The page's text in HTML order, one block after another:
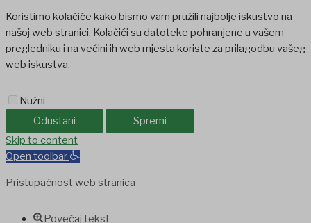
Koristimo kolačiće kako bismo vam pružili najbolje iskustvo na
našoj web stranici. Kolačići su datoteke pohranjene u vašem
pregledniku i na većini ih web mjesta koriste za prilagodbu vašeg
web iskustva.
Nužni
Odustani
Spremi
Skip to content
Open toolbar
Pristupačnost web stranica
Povećaj tekst